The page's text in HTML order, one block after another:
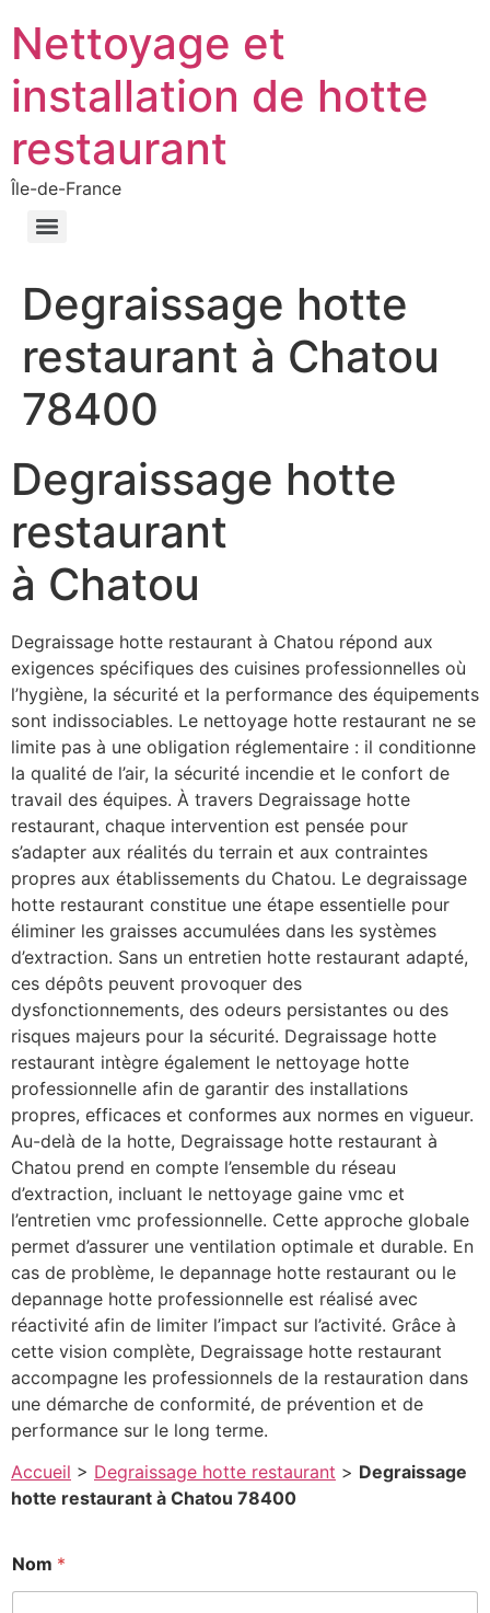
Nettoyage et
installation de hotte
restaurant
Île-de-France
Degraissage hotte
restaurant à Chatou
78400
Degraissage hotte
restaurant
à Chatou
Degraissage hotte restaurant à Chatou répond aux
exigences spécifiques des cuisines professionnelles où
l’hygiène, la sécurité et la performance des équipements
sont indissociables. Le nettoyage hotte restaurant ne se
limite pas à une obligation réglementaire : il conditionne
la qualité de l’air, la sécurité incendie et le confort de
travail des équipes. À travers Degraissage hotte
restaurant, chaque intervention est pensée pour
s’adapter aux réalités du terrain et aux contraintes
propres aux établissements du Chatou. Le degraissage
hotte restaurant constitue une étape essentielle pour
éliminer les graisses accumulées dans les systèmes
d’extraction. Sans un entretien hotte restaurant adapté,
ces dépôts peuvent provoquer des
dysfonctionnements, des odeurs persistantes ou des
risques majeurs pour la sécurité. Degraissage hotte
restaurant intègre également le nettoyage hotte
professionnelle afin de garantir des installations
propres, efficaces et conformes aux normes en vigueur.
Au-delà de la hotte, Degraissage hotte restaurant à
Chatou prend en compte l’ensemble du réseau
d’extraction, incluant le nettoyage gaine vmc et
l’entretien vmc professionnelle. Cette approche globale
permet d’assurer une ventilation optimale et durable. En
cas de problème, le depannage hotte restaurant ou le
depannage hotte professionnelle est réalisé avec
réactivité afin de limiter l’impact sur l’activité. Grâce à
cette vision complète, Degraissage hotte restaurant
accompagne les professionnels de la restauration dans
une démarche de conformité, de prévention et de
performance sur le long terme.
Accueil > Degraissage hotte restaurant > Degraissage
hotte restaurant à Chatou 78400
C
o
Nom *